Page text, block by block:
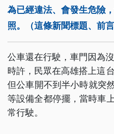
為已經違法、會發生危險
照。（這條新聞標題、前
公車還在行駛，車門因為
時許，民眾在高雄搭上這
但公車開不到半小時就突
等設備全都停擺，當時車
常行駛。